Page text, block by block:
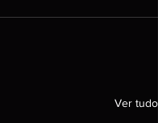
Ver tudo